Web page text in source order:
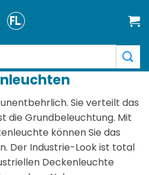
Sie verteilt das
die Grundbeleuchtung. Mit
können Sie das
Der Industrie-Look ist total
Deckenleuchte